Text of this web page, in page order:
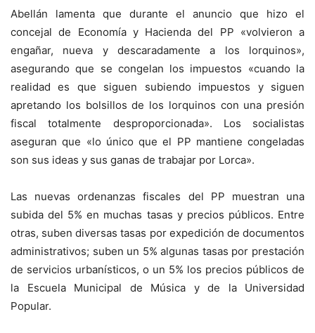
Abellán lamenta que durante el anuncio que hizo el
concejal de Economía y Hacienda del PP «volvieron a
engañar, nueva y descaradamente a los lorquinos»,
asegurando que se congelan los impuestos «cuando la
realidad es que siguen subiendo impuestos y siguen
apretando los bolsillos de los lorquinos con una presión
fiscal totalmente desproporcionada». Los socialistas
aseguran que «lo único que el PP mantiene congeladas
son sus ideas y sus ganas de trabajar por Lorca».
Las nuevas ordenanzas fiscales del PP muestran una
subida del 5% en muchas tasas y precios públicos. Entre
otras, suben diversas tasas por expedición de documentos
administrativos; suben un 5% algunas tasas por prestación
de servicios urbanísticos, o un 5% los precios públicos de
la Escuela Municipal de Música y de la Universidad
Popular.